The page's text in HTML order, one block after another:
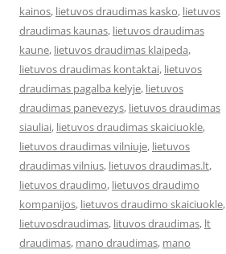
kainos, lietuvos draudimas kasko, lietuvos
draudimas kaunas, lietuvos draudimas
kaune, lietuvos draudimas klaipeda,
lietuvos draudimas kontaktai, lietuvos
draudimas pagalba kelyje, lietuvos
draudimas panevezys, lietuvos draudimas
siauliai, lietuvos draudimas skaiciuokle,
lietuvos draudimas vilniuje, lietuvos
draudimas vilnius, lietuvos draudimas.lt,
lietuvos draudimo, lietuvos draudimo
kompanijos, lietuvos draudimo skaiciuokle,
lietuvosdraudimas, lituvos draudimas, lt
draudimas, mano draudimas, mano